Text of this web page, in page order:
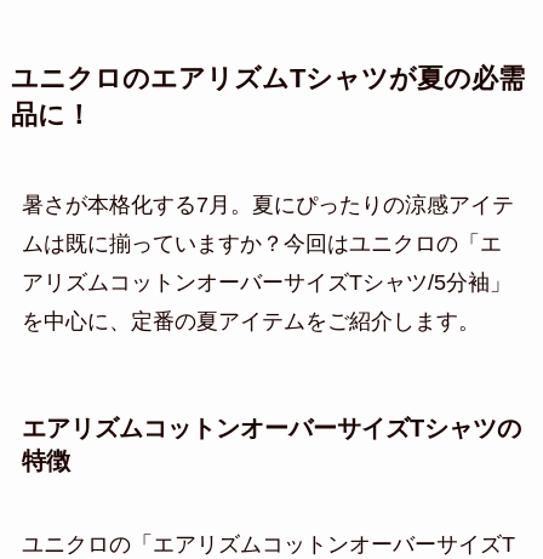
ユニクロのエアリズムTシャツが夏の必需
品に！
暑さが本格化する7月。夏にぴったりの涼感アイテ
ムは既に揃っていますか？今回はユニクロの「エ
アリズムコットンオーバーサイズTシャツ/5分袖」
を中心に、定番の夏アイテムをご紹介します。
エアリズムコットンオーバーサイズTシャツの
特徴
ユニクロの「エアリズムコットンオーバーサイズT